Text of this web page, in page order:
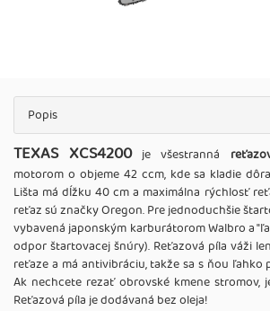
Popis
TEXAS XCS4200je všestranná
motorom o objeme 42 ccm, kde sa kladie
Lišta má dĺžku 40 cm a maximálna rýchlosť
reťaz sú značky Oregon. Pre jednoduchšie
vybavená japonským karburátorom Walbro a
odpor štartovacej šnúry). Reťazová píla váži
reťaze a má antivibráciu, takže sa s ňou ľahko
Ak nechcete rezať obrovské kmene stromov,
Reťazová píla je dodávaná bez oleja!